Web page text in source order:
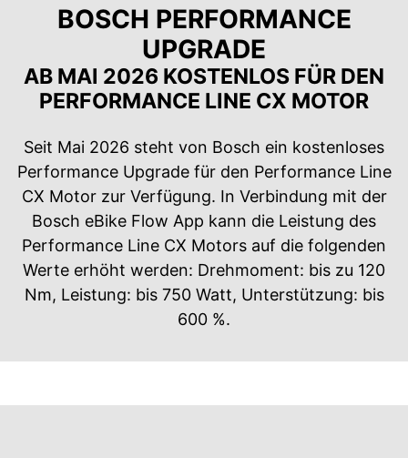
BOSCH PERFORMANCE
UPGRADE
AB MAI 2026 KOSTENLOS FÜR DEN
PERFORMANCE LINE CX MOTOR
Seit Mai 2026 steht von Bosch ein kostenloses
Performance Upgrade für den Performance Line
CX Motor zur Verfügung. In Verbindung mit der
Bosch eBike Flow App kann die Leistung des
Performance Line CX Motors auf die folgenden
Werte erhöht werden: Drehmoment: bis zu 120
Nm, Leistung: bis 750 Watt, Unterstützung: bis
600 %.